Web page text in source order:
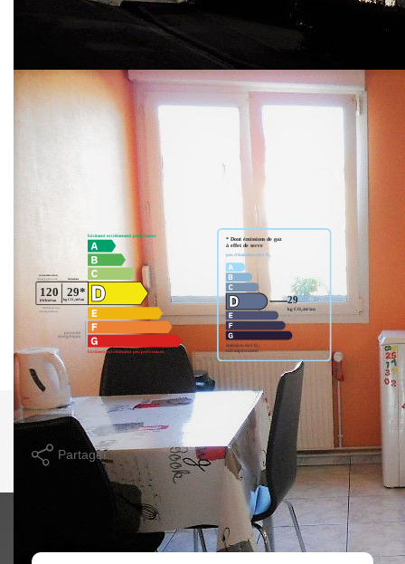
dans la cour arrière : un garage fermé complète le confort
de ce bien dans la résidence avec ascenseur. L'immeuble
est accessible aux Personnes à Mobilité Réduite.
Chauffage individuel au gaz avec chaudière récente -
Classe énergie : C.
Nous contacter
Diagnostics énergétiques
Imprimer
Partager Calculer mon budget